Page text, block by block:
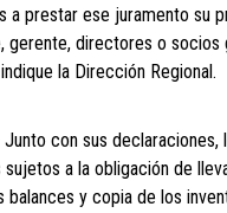
a prestar ese juramento su
gerente, directores o socios
la Dirección Regional.
con sus declaraciones,
a la obligación de
balances y copia de los